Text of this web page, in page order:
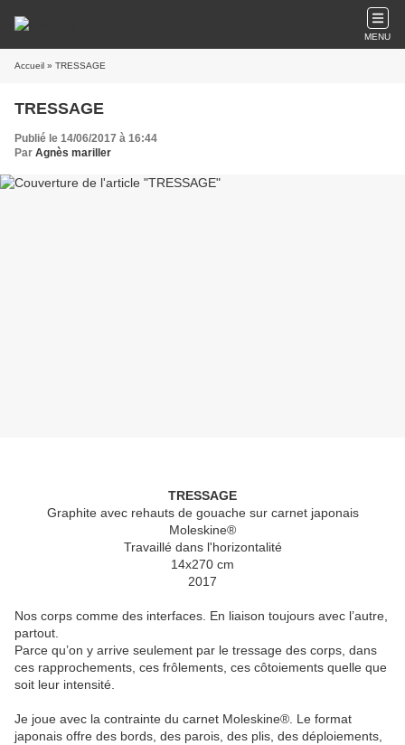
MENU
Accueil » TRESSAGE
TRESSAGE
Publié le 14/06/2017 à 16:44
Par Agnès mariller
TRESSAGE
Graphite avec rehauts de gouache sur carnet japonais
Moleskine®
Travaillé dans l'horizontalité
14x270 cm
2017
Nos corps comme des interfaces. En liaison toujours avec l’autre,
partout.
Parce qu’on y arrive seulement par le tressage des corps, dans
ces rapprochements, ces frôlements, ces côtoiements quelle que
soit leur intensité.
Je joue avec la contrainte du carnet Moleskine®. Le format
japonais offre des bords, des parois, des plis, des déploiements,